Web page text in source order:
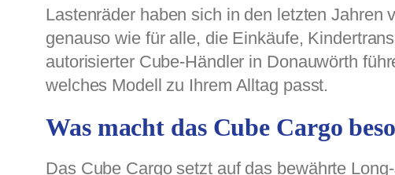
Lastenräder haben sich in den letzten
genauso wie für alle, die Einkäufe,
autorisierter Cube-Händler in Donauwörth
welches Modell zu Ihrem Alltag passt.
Was macht das Cube Cargo
Das Cube Cargo setzt auf das bewährte